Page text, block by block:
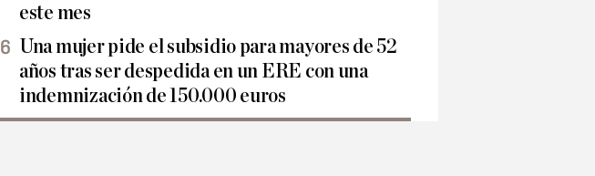
este mes
Una mujer pide el subsidio para mayores de 52
años tras ser despedida en un ERE con una
indemnización de 150.000 euros